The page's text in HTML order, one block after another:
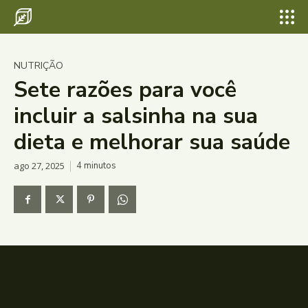
NUTRIÇÃO
Sete razões para você
incluir a salsinha na sua
dieta e melhorar sua saúde
ago 27, 2025 4minutos